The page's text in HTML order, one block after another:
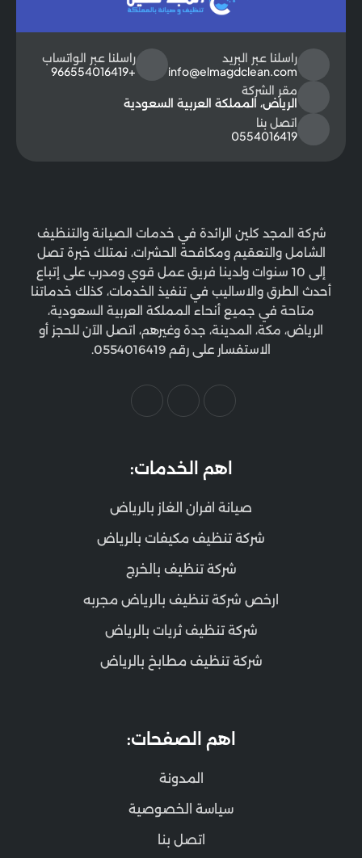
راسلنا عبر البريد
info@elmagdclean.com
راسلنا عبر الواتساب
+966554016419
مقر الشركة
الرياض، المملكة العربية السعودية
اتصل بنا
0554016419
شركة المجد كلين الرائدة في خدمات الصيانة والتنظيف
الشامل والتعقيم ومكافحة الحشرات، نمتلك خبرة تصل
إلى 10 سنوات ولدينا فريق عمل قوي ومدرب على إتباع
أحدث الطرق والاساليب في تنفيذ الخدمات، كذلك خدماتنا
متاحة في جميع أنحاء المملكة العربية السعودية،
الرياض، مكة، المدينة، جدة وغيرهم، اتصل الآن للحجز أو
الاستفسار على رقم 0554016419.
اهم الخدمات:
صيانة افران الغاز بالرياض
شركة تنظيف مكيفات بالرياض
شركة تنظيف بالخرج
ارخص شركة تنظيف بالرياض مجربه
شركة تنظيف ثريات بالرياض
شركة تنظيف مطابخ بالرياض
اهم الصفحات:
المدونة
سياسة الخصوصية
اتصل بنا